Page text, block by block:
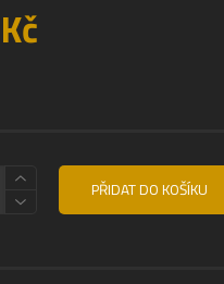
Kč
PŘIDAT DO KOŠÍKU